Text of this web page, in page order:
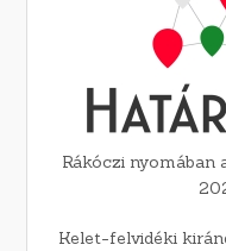
Rákóczi
Kelet-felvidéki